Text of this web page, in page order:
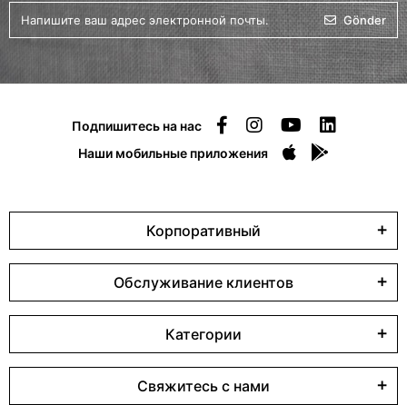
Gönder
Подпишитесь на нас
Наши мобильные приложения
Корпоративный
Обслуживание клиентов
Категории
Свяжитесь с нами